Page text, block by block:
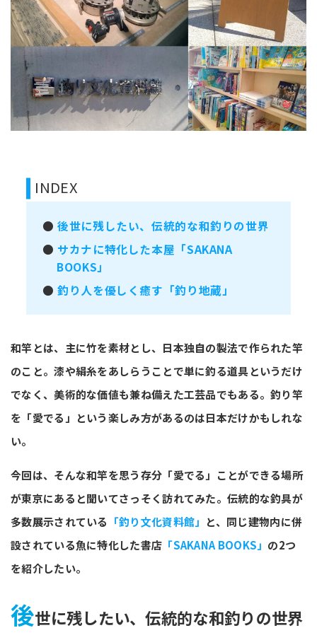
INDEX
●後世に残したい、伝統的な和釣りの世界
● サカナに特化した本屋「SAKANA
BOOKS」
●釣り人を優しく癒す「釣り地蔵」
和竿とは、主に竹を素材とし、日本独自の製法で作られた竿
のこと。漆や絹糸をあしらうことで単に釣る道具というだけ
でなく、美術的な価値も兼ね備えた工芸品でもある。釣り竿
を「愛でる」という楽しみ方があるのは日本だけかもしれな
い。
今回は、そんな和竿を思う存分「愛でる」ことができる場所
が東京にあると聞いてさっそく訪れてみた。伝統的な釣具が
多数展示されている 「釣り文化資料館」 と、同じ建物内に併
設されている魚に特化した書店 「SAKANA BOOKS」 の2つ
を紹介したい。
後世に残したい、伝統的な和釣りの世界